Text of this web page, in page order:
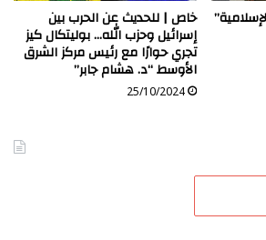
خاص | للحديث عن الحرب بين
إسرائيل وحزب الله… بوليتكال كيز
تجري حوارًا مع رئيس مركز الشرق
الأوسط “د. هشام جابر”
25/10/2024